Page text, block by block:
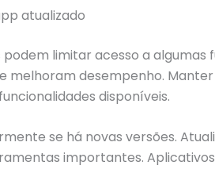
atualizado
limitar acesso a algumas
melhoram desempenho.
disponíveis.
se há novas versões.
importantes.